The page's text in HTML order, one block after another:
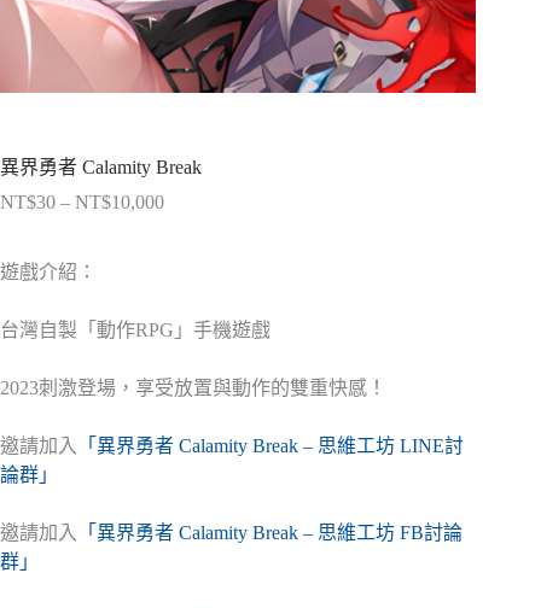
異界勇者 Calamity Break
NT$30 – NT$10,000價
NT$30
到
遊戲介紹：
台灣自製「動作RPG」手機遊戲
2023刺激登場，享受放置與動作的雙重快感！
邀請加入
「異界勇者 Calamity Break – 思維工坊 LINE討
論群」
邀請加入
「異界勇者 Calamity Break – 思維工坊 FB討論
群」